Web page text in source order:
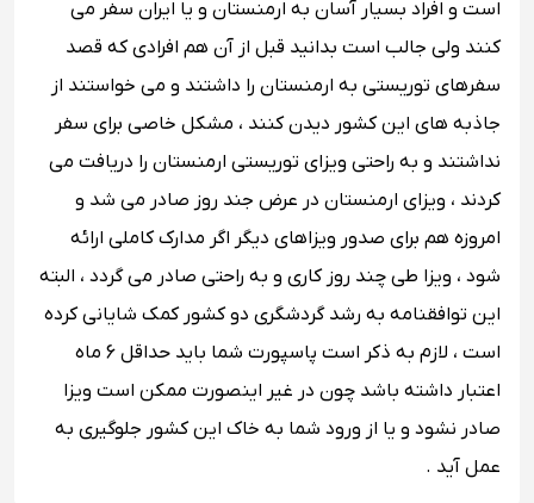
است و افراد بسیار آسان به ارمنستان و یا ایران سفر می
کنند ولی جالب است بدانید قبل از آن هم افرادی که قصد
سفرهای توریستی به ارمنستان را داشتند و می خواستند از
جاذبه های این کشور دیدن کنند ، مشکل خاصی برای سفر
نداشتند و به راحتی ویزای توریستی ارمنستان را دریافت می
کردند ، ویزای ارمنستان در عرض جند روز صادر می شد و
امروزه هم برای صدور ویزاهای دیگر اگر مدارک کاملی ارائه
شود ، ویزا طی چند روز کاری و به راحتی صادر می گردد ، البته
این توافقنامه به رشد گردشگری دو کشور کمک شایانی کرده
است ، لازم به ذکر است پاسپورت شما باید حداقل 6 ماه
اعتبار داشته باشد چون در غیر اینصورت ممکن است ویزا
صادر نشود و یا از ورود شما به خاک این کشور جلوگیری به
عمل آید .